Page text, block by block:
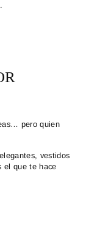
pero quien
, vestidos
el que te hace